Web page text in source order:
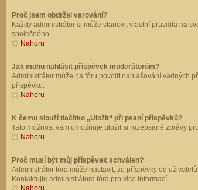
Proč jsem obdržel varování?
Každý administrátor si může stanovit vlastní pravidla na
společného.
Nahoru
Jak mohu nahlásit příspěvek moderátorům?
Administrátor může na fóru povolit nahlašování vadných
příspěvku.
Nahoru
K čemu slouží tlačítko „Uložit“ při psaní příspěvků?
Tato možnost vám umožňuje uložit si rozepsané zprávy
Nahoru
Proč musí být můj příspěvek schválen?
Administrátor fóra může nastavit, že příspěvky od
Kontaktujte administrátora fóra pro více informací.
Nahoru